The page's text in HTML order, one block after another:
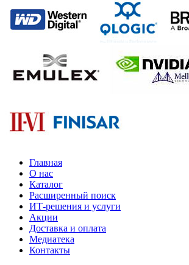
Главная
О нас
Каталог
Расширенный поиск
ИТ-решения и услуги
Акции
Доставка и оплата
Медиатека
Контакты